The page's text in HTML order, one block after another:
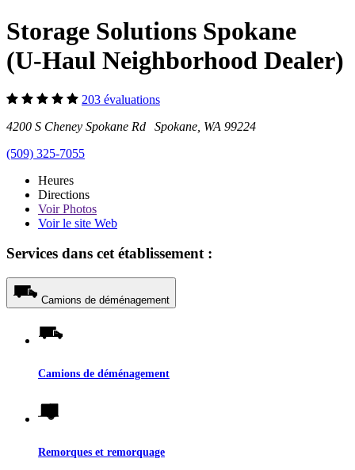
Storage Solutions Spokane
(U-Haul Neighborhood Dealer)
203 évaluations
4200 S Cheney Spokane Rd Spokane, WA 99224
(509) 325-7055
Heures
Directions
VoirPhotos
Voir le site Web
Services dans cet établissement :
Camions de déménagement
Camions de déménagement
Remorques et remorquage